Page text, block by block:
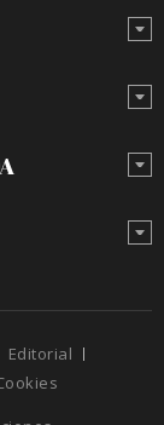
Editorial